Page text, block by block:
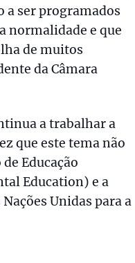
a ser programados
normalidade e que
de muitos
da Câmara
a trabalhar a
que este tema não
Educação
Education) e a
Unidas para a